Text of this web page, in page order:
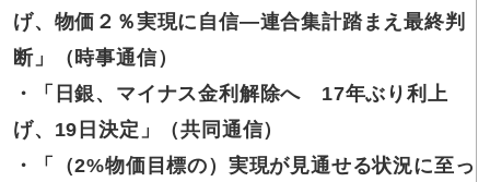
げ、物価２％実現に自信―連合集計踏まえ最終判
断」（時事通信）
・「日銀、マイナス金利解除へ 17年ぶり利上
げ、19日決定」（共同通信）
・「（2%物価目標の）実現が見通せる状況に至っ